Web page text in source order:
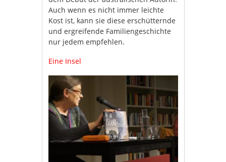
Auch wenn es nicht immer leichte
Kost ist, kann sie diese erschütternde
und ergreifende Familiengeschichte
nur jedem empfehlen.
Eine Insel